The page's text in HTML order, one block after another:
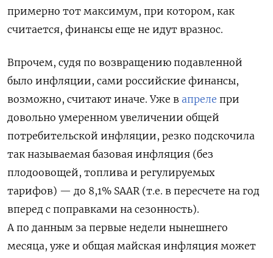
примерно тот максимум, при котором, как
считается, финансы еще не идут вразнос.
Впрочем, судя по возвращению подавленной
было инфляции, сами российские финансы,
возможно, считают иначе. Уже в апреле при
довольно умеренном увеличении общей
потребительской инфляции, резко подскочила
так называемая базовая инфляция (без
плодоовощей, топлива и регулируемых
тарифов) — до 8,1% SAAR (т.е. в пересчете на год
вперед с поправками на сезонность).
А по данным за первые недели нынешнего
месяца, уже и общая майская инфляция может